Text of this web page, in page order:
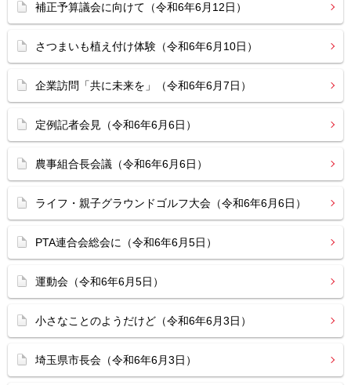
補正予算議会に向けて（令和6年6月12日）
さつまいも植え付け体験（令和6年6月10日）
企業訪問「共に未来を」（令和6年6月7日）
定例記者会見（令和6年6月6日）
農事組合長会議（令和6年6月6日）
ライフ・親子グラウンドゴルフ大会（令和6年6月6日）
PTA連合会総会に（令和6年6月5日）
運動会（令和6年6月5日）
小さなことのようだけど（令和6年6月3日）
埼玉県市長会（令和6年6月3日）